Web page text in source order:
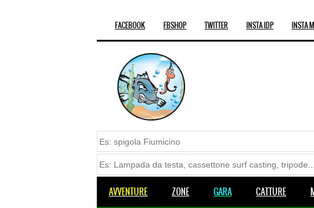
FACEBOOK FBSHOP TWITTER INSTA IDP INSTA
AVVENTURE ZONE GARA CATTURE